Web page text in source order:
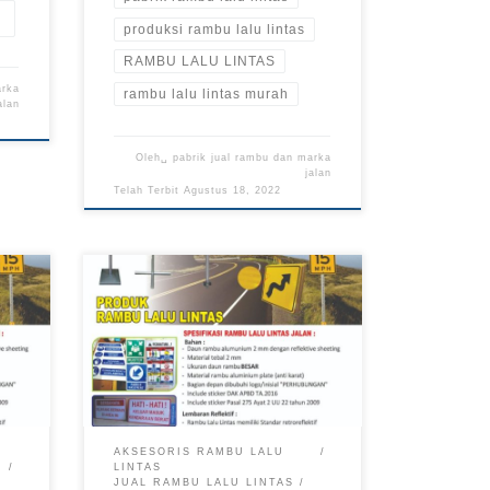
produksi rambu lalu lintas
RAMBU LALU LINTAS
rambu lalu lintas murah
Oleh␣ pabrik jual rambu dan marka
jalan
Telah TerbitAgustus 18, 2022
Rambu Lalu Lintas Jakarta, Pabrik
Rambu Jalan, Harga Rambu Lalu
Lintas Terbaru
AKSESORIS RAMBU LALU
LINTAS
JUAL RAMBU LALU LINTAS